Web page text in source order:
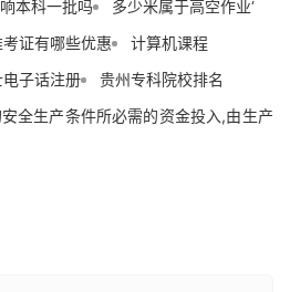
本科一批吗
多少米属于高空作业‘
考证有哪些优惠
计算机课程
子话注册
贵州专科院校排名
全生产条件所必需的资金投入,由生产